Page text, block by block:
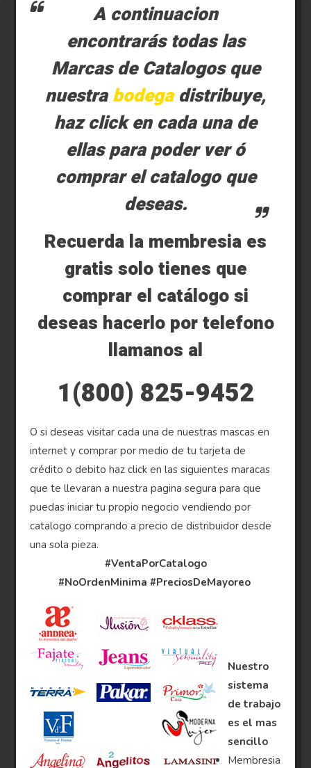
A continuacion
encontrarás todas las
Marcas de Catalogos que
nuestrabodegadistribuye,
haz click en cada una de
ellas para poder ver ó
comprar el catalogo que
deseas.
Recuerda la membresia es
gratis solo tienes que
comprar el catálogo si
deseas hacerlo por telefono
llamanos al
1(800) 825-9452
O si deseas visitar cada una de nuestras mascas en
internet y comprar por medio de tu tarjeta de
crédito o debito haz click en las siguientes maracas
que te llevaran a nuestra pagina segura para que
puedas iniciar tu propio negocio vendiendo por
catalogo comprando a precio de distribuidor desde
una sola pieza.
#VentaPorCatalogo
#NoOrdenMinima #PreciosDeMayoreo
Nuestro
sistema
de trabajo
es el mas
sencillo
Membresia